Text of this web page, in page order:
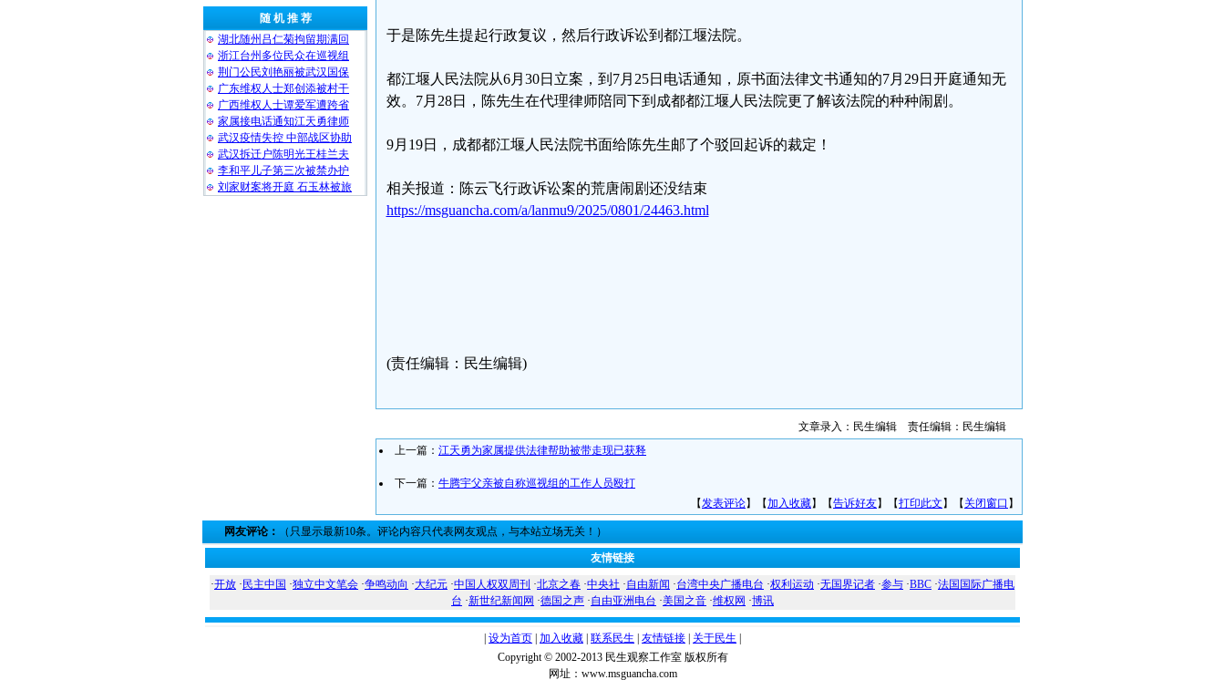
随 机 推 荐
湖北随州吕仁菊拘留期满回
浙江台州多位民众在巡视组
荆门公民刘艳丽被武汉国保
广东维权人士郑创添被村干
广西维权人士谭爱军遭跨省
家属接电话通知江天勇律师
武汉疫情失控 中部战区协助
武汉拆迁户陈明光王桂兰夫
李和平儿子第三次被禁办护
刘家财案将开庭 石玉林被旅
于是陈先生提起行政复议，然后行政诉讼到都江堰法院。
都江堰人民法院从6月30日立案，到7月25日电话通知，原书面法律文书通知的7月29日开庭通知无
效。7月28日，陈先生在代理律师陪同下到成都都江堰人民法院更了解该法院的种种闹剧。
9月19日，成都都江堰人民法院书面给陈先生邮了个驳回起诉的裁定！
相关报道：陈云飞行政诉讼案的荒唐闹剧还没结束
https://msguancha.com/a/lanmu9/2025/0801/24463.html
(责任编辑：民生编辑)
文章录入：民生编辑 责任编辑：民生编辑
上一篇： 江天勇为家属提供法律帮助被带走现已获释
下一篇： 牛腾宇父亲被自称巡视组的工作人员殴打
【发表评论】【加入收藏】【告诉好友】【打印此文 】【 关闭窗口 】
网友评论： （只显示最新10条。评论内容只代表网友观点，与本站立场无关！）
友情链接
·开放 · 民主中国 ·独立中文笔会 ·争鸣动向 ·大纪元 ·中国人权双周刊 ·北京之春 ·中央社 ·自由新闻 ·台湾中央广播电台 ·权利运动 ·无国界记者 ·参与 ·BBC ·法国国际广播电
台 ·新世纪新闻网 ·德国之声 ·自由亚洲电台 ·美国之音 ·维权网 ·博讯
设为首页 加入收藏 联系民生 友情链接 关于民生
Copyright © 2002-2013 民生观察工作室 版权所有
网址：www.msguancha.com